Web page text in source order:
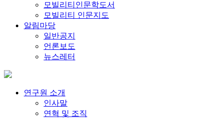
모빌리티인문학도서
모빌리티 인문지도
알림마당
일반공지
언론보도
뉴스레터
연구원 소개
인사말
연혁 및 조직